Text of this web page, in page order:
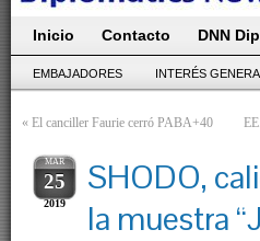
Inicio Contacto DNN
EMBAJADORES INTERÉS
« El canciller Faurie cerró PABA+40
MAR
25
2019
SHODO,
la muestra